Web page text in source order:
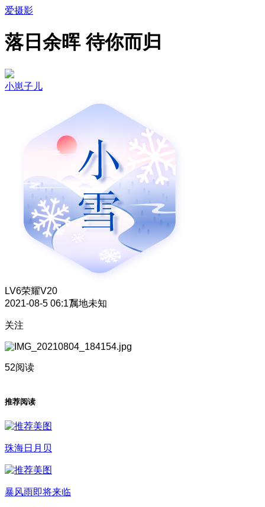
爱摄影
落日余晖 待你而归
小崽子儿
LV6荣耀V20
2021-08-5 06:17属地未知
关注
52阅读
推荐阅读
珠海日月贝
暴风雨即将来临